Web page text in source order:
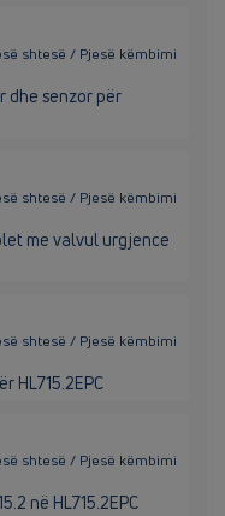
shtesë / Pjesë këmbimi
dhe senzor për
shtesë / Pjesë këmbimi
me valvul urgjence
shtesë / Pjesë këmbimi
HL715.2EPC
shtesë / Pjesë këmbimi
në HL715.2EPC